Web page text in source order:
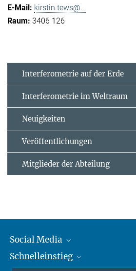
kirstin.tews@...
3406 126
Interferometrie auf der Erde
Interferometrie im Weltraum
Neuigkeiten
Veröffentlichungen
Mitglieder der Abteilung
Social Media
Mastodon
Schnelleinstieg